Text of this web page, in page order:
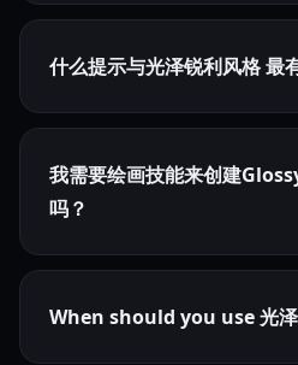
什么提示与光泽锐利风格 最
我需要绘画技能来创建
吗？
When should you use 光